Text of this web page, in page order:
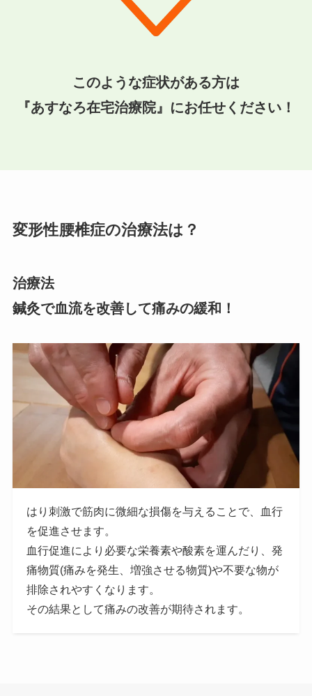
このような症状がある方は
『あすなろ在宅治療院』にお任せください！
変形性腰椎症の治療法は？
治療法
鍼灸で血流を改善して痛みの緩和！
はり刺激で筋肉に微細な損傷を与えることで、血行
を促進させます。
血行促進により必要な栄養素や酸素を運んだり、発
痛物質(痛みを発生、増強させる物質)や不要な物が
排除されやすくなります。
その結果として痛みの改善が期待されます。